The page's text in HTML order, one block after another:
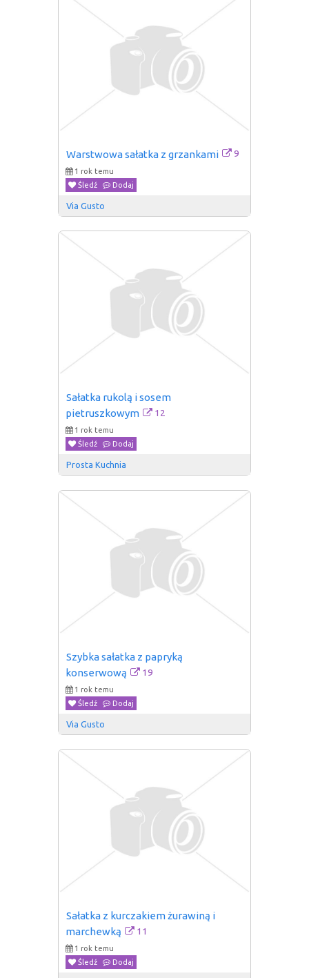
Warstwowa sałatka z grzankami 9
1 rok temu
Śledź
Dodaj
Via Gusto
Sałatka rukolą i sosem
pietruszkowym
12
1 rok temu
Śledź
Dodaj
Prosta Kuchnia
Szybka sałatka z papryką
konserwową
19
1 rok temu
Śledź
Dodaj
Via Gusto
Sałatka z kurczakiem żurawiną i
marchewką
11
1 rok temu
Śledź
Dodaj